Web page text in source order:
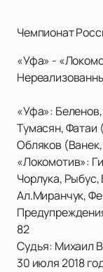
Чемпионат
«Уфа» -
«Уфа»:
Тумасян, Фатаи
Обляков
«Локомотив»:
Чорлука,
Ал.Миранчук,
82
Судья: Михаил
30 июля 2018